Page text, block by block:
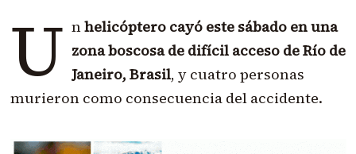
U nhelicóptero cayó este sábado en una
zona boscosa de difícil acceso de Río de
Janeiro, Brasil, y cuatro personas
murieron como consecuencia del accidente.